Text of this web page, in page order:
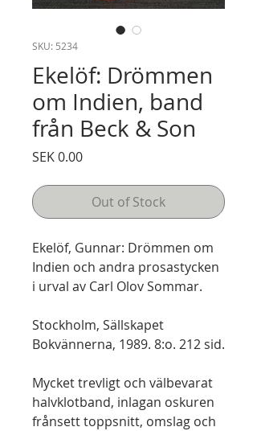
SKU: 5234
Ekelöf: Drömmen
om Indien, band
från Beck & Son
SEK 0.00Price
Out of Stock
Ekelöf, Gunnar: Drömmen om
Indien och andra prosastycken
i urval av Carl Olov Sommar.
Stockholm, Sällskapet
Bokvännerna, 1989. 8:o. 212 sid.
Mycket trevligt och välbevarat
halvklotband, inlagan oskuren
frånsett toppsnitt, omslag och